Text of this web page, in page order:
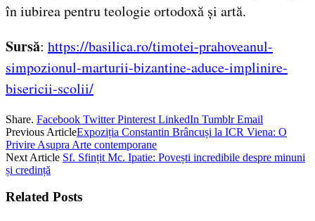
în iubirea pentru teologie ortodoxă și artă.
Sursă: https://basilica.ro/timotei-prahoveanul-
simpozionul-marturii-bizantine-aduce-implinire-
bisericii-scolii/
Share. Facebook Twitter Pinterest LinkedIn Tumblr Email
Previous ArticleExpoziția Constantin Brâncuși la ICR Viena: O
Privire Asupra Arte contemporane
Next Article Sf. Sfințit Mc. Ipatie: Povești incredibile despre minuni
și credință
Related Posts